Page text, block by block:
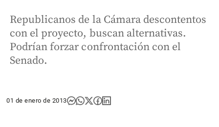
Republicanos de la Cámara descontentos
con el proyecto, buscan alternativas.
Podrían forzar confrontación con el
Senado.
01 de enero de 2013